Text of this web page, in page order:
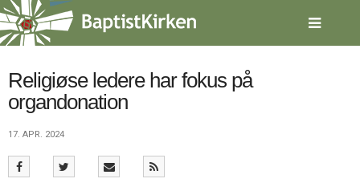
Spring
menu
over
gå
indholdVend
forsiden
Forside
Religiøse ledere har fokus på
organdonation
17. APR. 2024